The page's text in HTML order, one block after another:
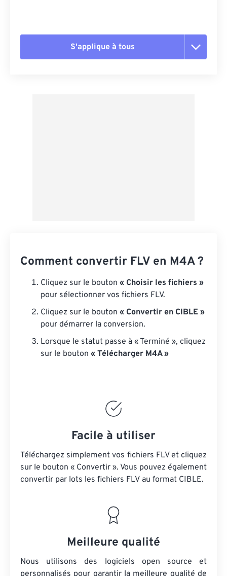
S'applique à tous
Comment convertir FLV en M4A ?
Cliquez sur le bouton « Choisir les fichiers »
pour sélectionner vos fichiers FLV.
Cliquez sur le bouton « Convertir en CIBLE »
pour démarrer la conversion.
Lorsque le statut passe à « Terminé », cliquez
sur le bouton « Télécharger M4A »
Facile à utiliser
Téléchargez simplement vos fichiers FLV et cliquez
sur le bouton « Convertir ». Vous pouvez également
convertir par lots les fichiers FLV au format CIBLE.
Meilleure qualité
Nous utilisons des logiciels open source et
personnalisés pour garantir la meilleure qualité de